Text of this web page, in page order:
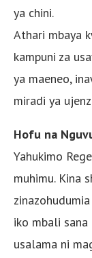
ya chini.
Athari mbaya
kampuni za
ya maeneo,
miradi ya
Hofu na
Yahukimo
muhimu. Kina
iko mbali
usalama ni